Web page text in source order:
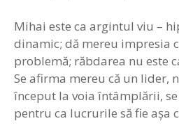
Mihai este ca argintul viu –
dinamic; dă mereu impresia
problemă; răbdarea nu este
Se afirma mereu că un lider,
început la voia întâmplării,
pentru ca lucrurile să fie aşa